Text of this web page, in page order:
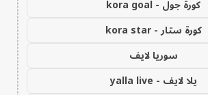
كورة جول - kora goal
كورة ستار - kora star
سوريا لايف
يلا لايف - yalla live